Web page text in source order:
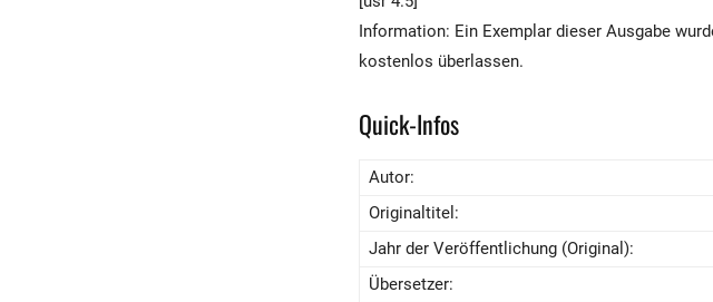
Information: Ein Exemplar dieser Ausgabe
kostenlos überlassen.
Quick-Infos
Autor:
Originaltitel:
Jahr der Veröffentlichung (Original):
Übersetzer: